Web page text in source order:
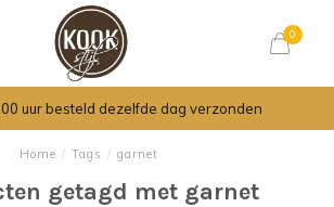
0
uur besteld dezelfde dag verzonden
Home / Tags / garnet
getagd met garnet